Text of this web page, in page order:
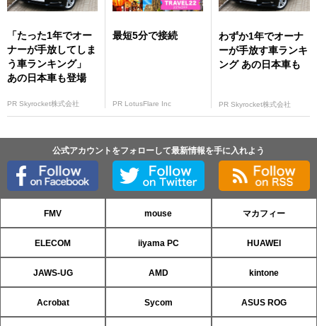
「たった1年でオー
ナーが手放してしま
う車ランキング」
あの日本車も登場
PR Skyrocket株式会社
最短5分で接続
PR LotusFlare Inc
わずか1年でオーナ
ーが手放す車ランキ
ング あの日本車も
PR Skyrocket株式会社
公式アカウントをフォローして最新情報を手に入れよう
FMV mouse マカフィー
ELECOM iiyama PC HUAWEI
JAWS-UG AMD kintone
Acrobat Sycom ASUS ROG